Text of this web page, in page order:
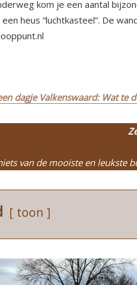
kom je een aantal
heus “luchtkasteel”. De
dagje Valkenswaard: Wat te
van de mooiste en leukste
toon